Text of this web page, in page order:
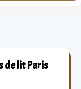
de lit Paris